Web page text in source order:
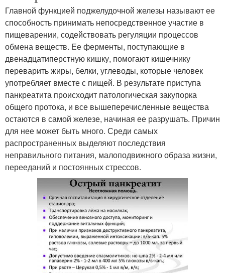
Главной функцией поджелудочной железы называют ее
способность принимать непосредственное участие в
пищеварении, содействовать регуляции процессов
обмена веществ. Ее ферменты, поступающие в
двенадцатиперстную кишку, помогают кишечнику
переварить жиры, белки, углеводы, которые человек
употребляет вместе с пищей. В результате приступа
панкреатита происходит патологическая закупорка
общего протока, и все вышеперечисленные вещества
остаются в самой железе, начиная ее разрушать. Причин
для нее может быть много. Среди самых
распространенных выделяют последствия
неправильного питания, малоподвижного образа жизни,
перееданий и постоянных стрессов.